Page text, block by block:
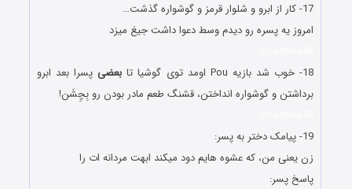
17- کار از ابرو و شلوار قرمز و گوشواره گذشت…
امروز یه پسره رو دیدم وسط دعوا داشت جیغ میزد
18- خوب شد بازیه Pou اومد توی گوشیا تا
بعضی پسرا بعد ابرو
برداشتن و گوشواره انداختن، قشنگ طعم مادر بودن رو بِچِشَن!
19- پیامک دختر به پسر:
زن یعنی من، که عشوه هایم دود میکند ابهت مردانه ات را
پاسخ پسر: